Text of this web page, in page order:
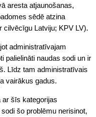
aresta atjaunošanas,
sēdē atzina
cilvēcīgu Latviju; KPV LV).
administratīvajam
palielināti naudas sodi un ir
Līdz tam administratīvais
vairākus gadus.
šīs kategorijas
šo problēmu nerisinot,